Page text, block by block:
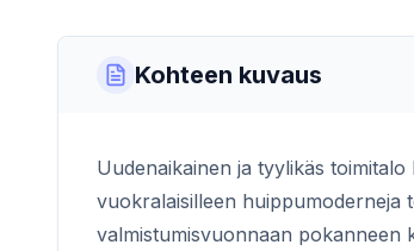
Kohteen kuvaus
Uudenaikainen ja tyylikäs
vuokralaisilleen huippumoderneja
valmistumisvuonnaan pokanneen